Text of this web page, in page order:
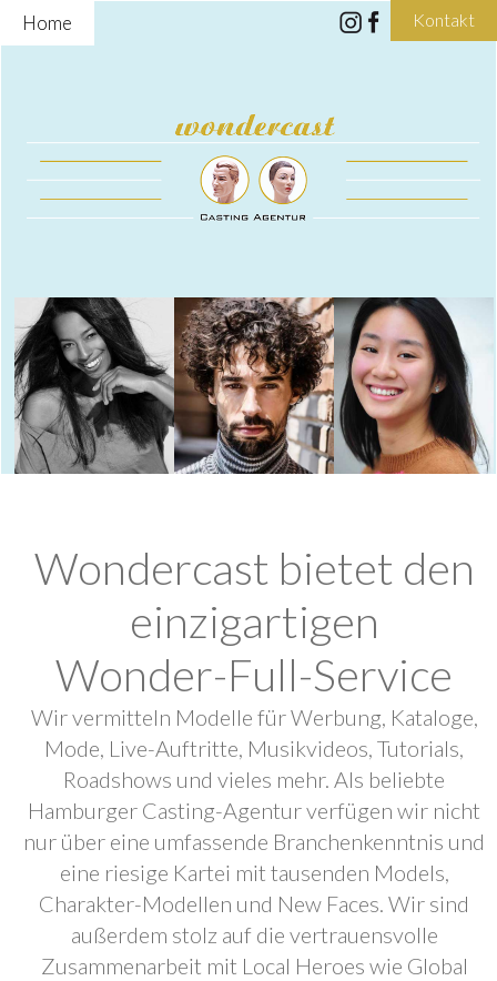
Home Kontakt
Wondercast bietet den
einzigartigen
Wonder-Full-Service
Wir vermitteln Modelle für Werbung, Kataloge,
Mode, Live-Auftritte, Musikvideos, Tutorials,
Roadshows und vieles mehr. Als beliebte
Hamburger Casting-Agentur verfügen wir nicht
nur über eine umfassende Branchenkenntnis und
eine riesige Kartei mit tausenden Models,
Charakter-Modellen und New Faces. Wir sind
außerdem stolz auf die vertrauensvolle
Zusammenarbeit mit Local Heroes wie Global